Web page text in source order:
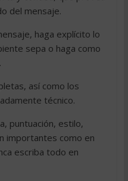
del mensaje.
haga explícito lo
sepa o haga como
así como los
técnico.
puntuación, estilo,
importantes como en
escriba todo en